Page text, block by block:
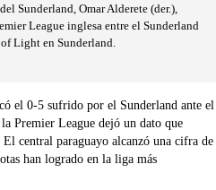
Sunderland, Omar Alderete (der.),
League inglesa entre el Sunderland
Light en Sunderland.
el 0-5 sufrido por el Sunderland ante el
Premier League dejó un dato que
central paraguayo alcanzó una cifra de
han logrado en la liga más